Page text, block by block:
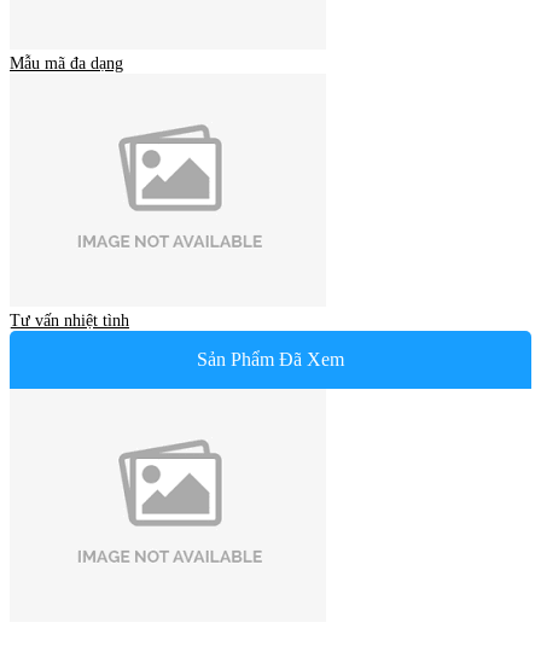
Mẫu mã đa dạng
Tư vấn nhiệt tình
Sản Phẩm Đã Xem